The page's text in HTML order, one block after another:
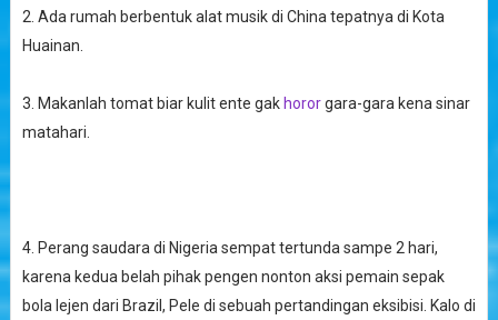
2. Ada rumah berbentuk alat musik di China tepatnya di Kota
Huainan.
3. Makanlah tomat biar kulit ente gak hororgara-gara kena sinar
matahari.
4. Perang saudara di Nigeria sempat tertunda sampe 2 hari,
karena kedua belah pihak pengen nonton aksi pemain sepak
bola lejen dari Brazil, Pele di sebuah pertandingan eksibisi. Kalo di